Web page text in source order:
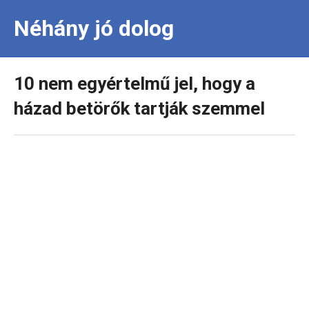
Néhány jó dolog
10 nem egyértelmű jel, hogy a
házad betörők tartják szemmel